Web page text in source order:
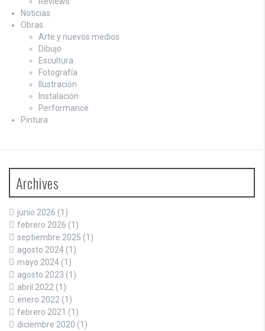
Noticias
Obras
Arte y nuevos medios
Dibujo
Escultura
Fotografía
Ilustración
Instalación
Performance
Pintura
Archives
junio 2026 (1)
febrero 2026 (1)
septiembre 2025 (1)
agosto 2024 (1)
mayo 2024 (1)
agosto 2023 (1)
abril 2022 (1)
enero 2022 (1)
febrero 2021 (1)
diciembre 2020 (1)